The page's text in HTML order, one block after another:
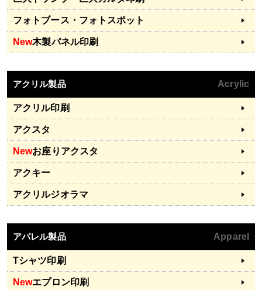
フォトブース・フォトスポット
New木製パネル印刷
アクリル製品 Acrylic
アクリル印刷
アクスタ
Newお座りアクスタ
アクキー
アクリルジオラマ
アパレル製品 Apparel
Tシャツ印刷
Newエプロン印刷